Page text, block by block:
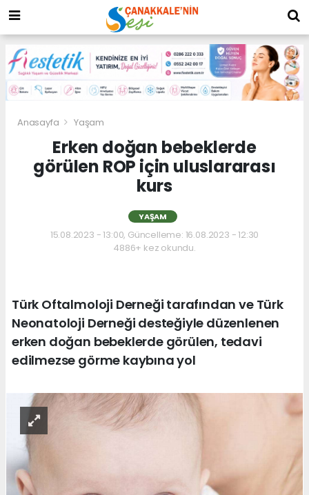
Anasayfa Yaşam
Erken doğan bebeklerde
görülen ROP için uluslararası
kurs
YAŞAM
15.08.2023 - 13:00, Güncelleme: 16.08.2023 - 12:30
4886+ kez okundu.
Türk Oftalmoloji Derneği tarafından ve Türk
Neonatoloji Derneği desteğiyle düzenlenen
erken doğan bebeklerde görülen, tedavi
edilmezse görme kaybına yol